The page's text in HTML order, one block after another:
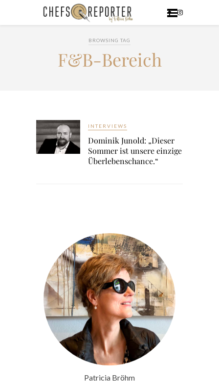
BROWSING TAG
F&B-Bereich
INTERVIEWS
Dominik Junold: „Dieser
Sommer ist unsere einzige
Überlebenschance.“
Patricia Bröhm